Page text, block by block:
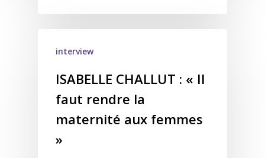
interview
ISABELLE CHALLUT : « Il
faut rendre la
maternité aux femmes
»